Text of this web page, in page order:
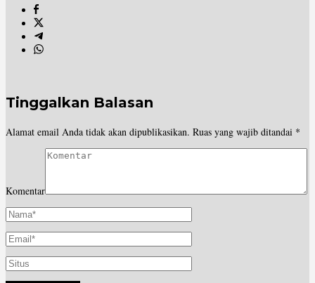
Tinggalkan Balasan
Alamat email Anda tidak akan dipublikasikan. Ruas yang wajib ditandai *
Komentar